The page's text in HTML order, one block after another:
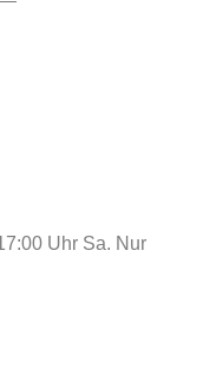
Uhr Sa. Nur